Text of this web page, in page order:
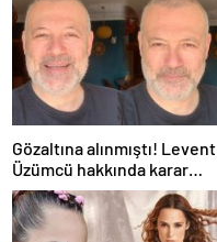
Gözaltına alınmıştı! Levent
Üzümcü hakkında karar
verildi